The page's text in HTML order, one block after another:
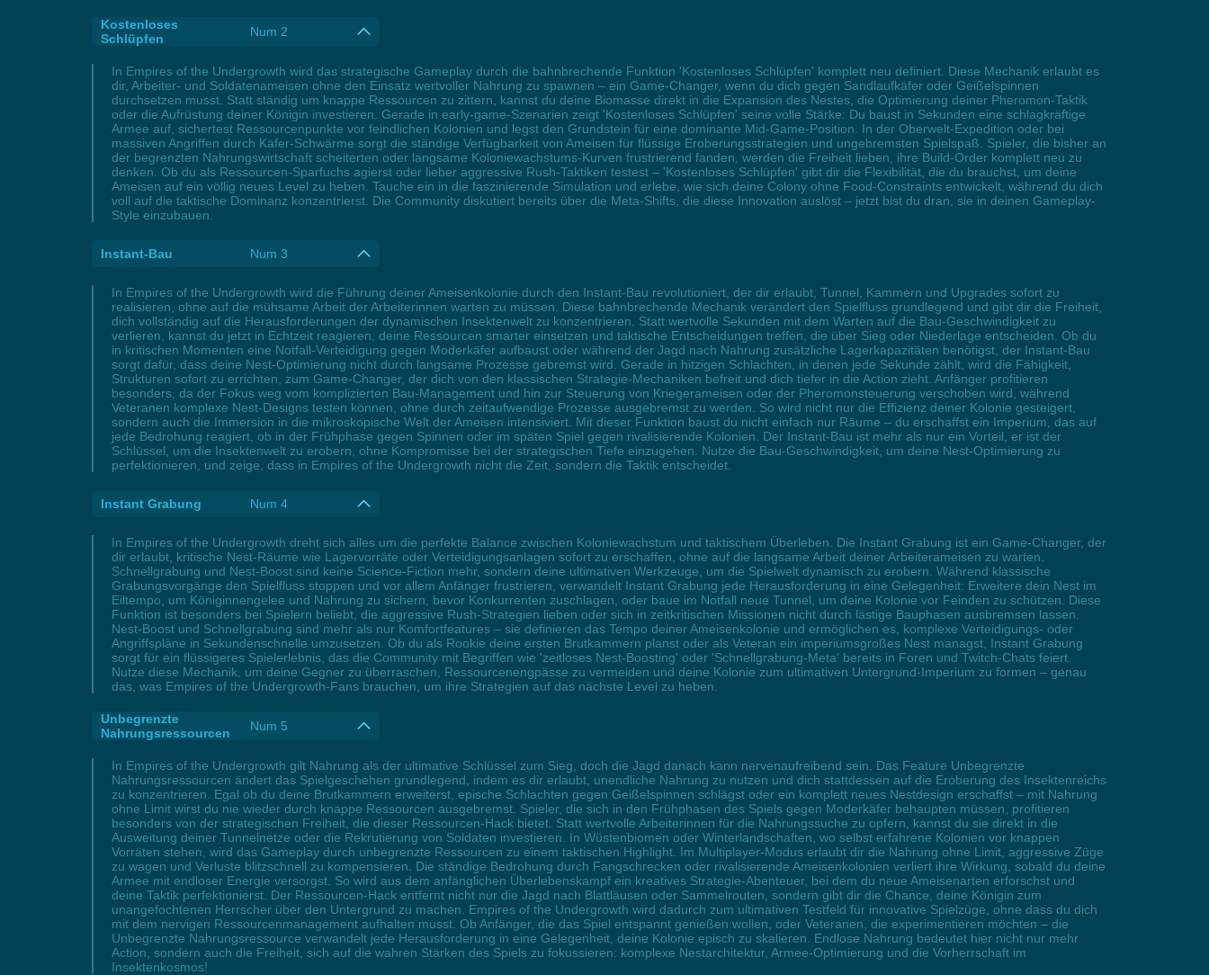
Kostenloses
Schlüpfen
Num 2
In Empires of the Undergrowth wird das strategische Gameplay durch die bahnbrechende Funktion 'Kostenloses Schlüpfen' komplett neu definiert. Diese Mechanik erlaubt es
dir, Arbeiter- und Soldatenameisen ohne den Einsatz wertvoller Nahrung zu spawnen – ein Game-Changer, wenn du dich gegen Sandlaufkäfer oder Geißelspinnen
durchsetzen musst. Statt ständig um knappe Ressourcen zu zittern, kannst du deine Biomasse direkt in die Expansion des Nestes, die Optimierung deiner Pheromon-Taktik
oder die Aufrüstung deiner Königin investieren. Gerade in early-game-Szenarien zeigt 'Kostenloses Schlüpfen' seine volle Stärke: Du baust in Sekunden eine schlagkräftige
Armee auf, sichertest Ressourcenpunkte vor feindlichen Kolonien und legst den Grundstein für eine dominante Mid-Game-Position. In der Oberwelt-Expedition oder bei
massiven Angriffen durch Käfer-Schwärme sorgt die ständige Verfügbarkeit von Ameisen für flüssige Eroberungsstrategien und ungebremsten Spielspaß. Spieler, die bisher an
der begrenzten Nahrungswirtschaft scheiterten oder langsame Koloniewachstums-Kurven frustrierend fanden, werden die Freiheit lieben, ihre Build-Order komplett neu zu
denken. Ob du als Ressourcen-Sparfuchs agierst oder lieber aggressive Rush-Taktiken testest – 'Kostenloses Schlüpfen' gibt dir die Flexibilität, die du brauchst, um deine
Ameisen auf ein völlig neues Level zu heben. Tauche ein in die faszinierende Simulation und erlebe, wie sich deine Colony ohne Food-Constraints entwickelt, während du dich
voll auf die taktische Dominanz konzentrierst. Die Community diskutiert bereits über die Meta-Shifts, die diese Innovation auslöst – jetzt bist du dran, sie in deinen Gameplay-
Style einzubauen.
Instant-Bau Num 3
In Empires of the Undergrowth wird die Führung deiner Ameisenkolonie durch den Instant-Bau revolutioniert, der dir erlaubt, Tunnel, Kammern und Upgrades sofort zu
realisieren, ohne auf die mühsame Arbeit der Arbeiterinnen warten zu müssen. Diese bahnbrechende Mechanik verändert den Spielfluss grundlegend und gibt dir die Freiheit,
dich vollständig auf die Herausforderungen der dynamischen Insektenwelt zu konzentrieren. Statt wertvolle Sekunden mit dem Warten auf die Bau-Geschwindigkeit zu
verlieren, kannst du jetzt in Echtzeit reagieren, deine Ressourcen smarter einsetzen und taktische Entscheidungen treffen, die über Sieg oder Niederlage entscheiden. Ob du
in kritischen Momenten eine Notfall-Verteidigung gegen Moderkäfer aufbaust oder während der Jagd nach Nahrung zusätzliche Lagerkapazitäten benötigst, der Instant-Bau
sorgt dafür, dass deine Nest-Optimierung nicht durch langsame Prozesse gebremst wird. Gerade in hitzigen Schlachten, in denen jede Sekunde zählt, wird die Fähigkeit,
Strukturen sofort zu errichten, zum Game-Changer, der dich von den klassischen Strategie-Mechaniken befreit und dich tiefer in die Action zieht. Anfänger profitieren
besonders, da der Fokus weg vom komplizierten Bau-Management und hin zur Steuerung von Kriegerameisen oder der Pheromonsteuerung verschoben wird, während
Veteranen komplexe Nest-Designs testen können, ohne durch zeitaufwendige Prozesse ausgebremst zu werden. So wird nicht nur die Effizienz deiner Kolonie gesteigert,
sondern auch die Immersion in die mikroskopische Welt der Ameisen intensiviert. Mit dieser Funktion baust du nicht einfach nur Räume – du erschaffst ein Imperium, das auf
jede Bedrohung reagiert, ob in der Frühphase gegen Spinnen oder im späten Spiel gegen rivalisierende Kolonien. Der Instant-Bau ist mehr als nur ein Vorteil, er ist der
Schlüssel, um die Insektenwelt zu erobern, ohne Kompromisse bei der strategischen Tiefe einzugehen. Nutze die Bau-Geschwindigkeit, um deine Nest-Optimierung zu
perfektionieren, und zeige, dass in Empires of the Undergrowth nicht die Zeit, sondern die Taktik entscheidet.
Instant Grabung Num 4
In Empires of the Undergrowth dreht sich alles um die perfekte Balance zwischen Koloniewachstum und taktischem Überleben. Die Instant Grabung ist ein Game-Changer, der
dir erlaubt, kritische Nest-Räume wie Lagervorräte oder Verteidigungsanlagen sofort zu erschaffen, ohne auf die langsame Arbeit deiner Arbeiterameisen zu warten.
Schnellgrabung und Nest-Boost sind keine Science-Fiction mehr, sondern deine ultimativen Werkzeuge, um die Spielwelt dynamisch zu erobern. Während klassische
Grabungsvorgänge den Spielfluss stoppen und vor allem Anfänger frustrieren, verwandelt Instant Grabung jede Herausforderung in eine Gelegenheit: Erweitere dein Nest im
Eiltempo, um Königinnengelee und Nahrung zu sichern, bevor Konkurrenten zuschlagen, oder baue im Notfall neue Tunnel, um deine Kolonie vor Feinden zu schützen. Diese
Funktion ist besonders bei Spielern beliebt, die aggressive Rush-Strategien lieben oder sich in zeitkritischen Missionen nicht durch lästige Bauphasen ausbremsen lassen.
Nest-Boost und Schnellgrabung sind mehr als nur Komfortfeatures – sie definieren das Tempo deiner Ameisenkolonie und ermöglichen es, komplexe Verteidigungs- oder
Angriffspläne in Sekundenschnelle umzusetzen. Ob du als Rookie deine ersten Brutkammern planst oder als Veteran ein imperiumsgroßes Nest managst, Instant Grabung
sorgt für ein flüssigeres Spielerlebnis, das die Community mit Begriffen wie 'zeitloses Nest-Boosting' oder 'Schnellgrabung-Meta' bereits in Foren und Twitch-Chats feiert.
Nutze diese Mechanik, um deine Gegner zu überraschen, Ressourcenengpässe zu vermeiden und deine Kolonie zum ultimativen Untergrund-Imperium zu formen – genau
das, was Empires of the Undergrowth-Fans brauchen, um ihre Strategien auf das nächste Level zu heben.
Unbegrenzte
Nahrungsressourcen
Num 5
In Empires of the Undergrowth gilt Nahrung als der ultimative Schlüssel zum Sieg, doch die Jagd danach kann nervenaufreibend sein. Das Feature Unbegrenzte
Nahrungsressourcen ändert das Spielgeschehen grundlegend, indem es dir erlaubt, unendliche Nahrung zu nutzen und dich stattdessen auf die Eroberung des Insektenreichs
zu konzentrieren. Egal ob du deine Brutkammern erweiterst, epische Schlachten gegen Geißelspinnen schlägst oder ein komplett neues Nestdesign erschaffst – mit Nahrung
ohne Limit wirst du nie wieder durch knappe Ressourcen ausgebremst. Spieler, die sich in den Frühphasen des Spiels gegen Moderkäfer behaupten müssen, profitieren
besonders von der strategischen Freiheit, die dieser Ressourcen-Hack bietet. Statt wertvolle Arbeiterinnen für die Nahrungssuche zu opfern, kannst du sie direkt in die
Ausweitung deiner Tunnelnetze oder die Rekrutierung von Soldaten investieren. In Wüstenbiomen oder Winterlandschaften, wo selbst erfahrene Kolonien vor knappen
Vorräten stehen, wird das Gameplay durch unbegrenzte Ressourcen zu einem taktischen Highlight. Im Multiplayer-Modus erlaubt dir die Nahrung ohne Limit, aggressive Züge
zu wagen und Verluste blitzschnell zu kompensieren. Die ständige Bedrohung durch Fangschrecken oder rivalisierende Ameisenkolonien verliert ihre Wirkung, sobald du deine
Armee mit endloser Energie versorgst. So wird aus dem anfänglichen Überlebenskampf ein kreatives Strategie-Abenteuer, bei dem du neue Ameisenarten erforschst und
deine Taktik perfektionierst. Der Ressourcen-Hack entfernt nicht nur die Jagd nach Blattläusen oder Sammelrouten, sondern gibt dir die Chance, deine Königin zum
unangefochtenen Herrscher über den Untergrund zu machen. Empires of the Undergrowth wird dadurch zum ultimativen Testfeld für innovative Spielzüge, ohne dass du dich
mit dem nervigen Ressourcenmanagement aufhalten musst. Ob Anfänger, die das Spiel entspannt genießen wollen, oder Veteranen, die experimentieren möchten – die
Unbegrenzte Nahrungsressource verwandelt jede Herausforderung in eine Gelegenheit, deine Kolonie episch zu skalieren. Endlose Nahrung bedeutet hier nicht nur mehr
Action, sondern auch die Freiheit, sich auf die wahren Stärken des Spiels zu fokussieren: komplexe Nestarchitektur, Armee-Optimierung und die Vorherrschaft im
Insektenkosmos!